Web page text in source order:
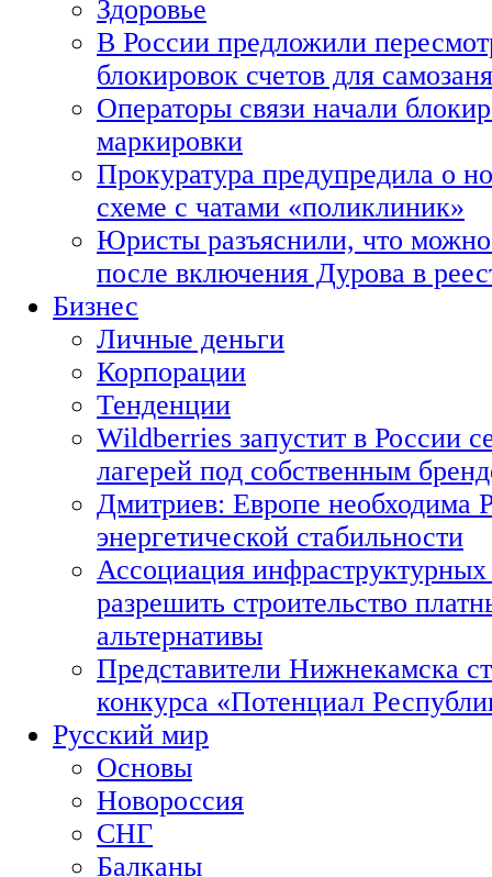
Здоровье
В России предложили
блокировок счетов для
Операторы связи начали
маркировки
Прокуратура предупредила о
схеме с чатами «поликлиник»
Юристы разъяснили, что можно
после включения Дурова в
Бизнес
Личные деньги
Корпорации
Тенденции
Wildberries запустит в России
лагерей под собственным
Дмитриев: Европе необходима
энергетической стабильности
Ассоциация
разрешить строительство
альтернативы
Представители Нижнекамска
конкурса «Потенциал
Русский мир
Основы
Новороссия
СНГ
Балканы